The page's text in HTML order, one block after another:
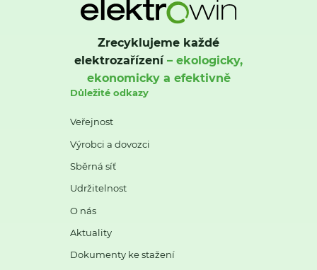
Zrecyklujeme každé
elektrozařízení– ekologicky,
ekonomicky a efektivně
Důležité odkazy
Veřejnost
Výrobci a dovozci
Sběrná síť
Udržitelnost
O nás
Aktuality
Dokumenty ke stažení